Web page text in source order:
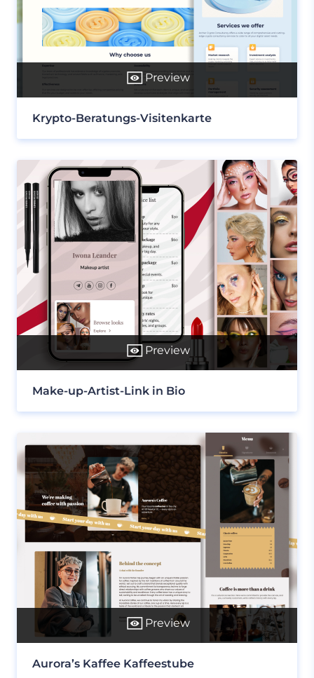
Preview
Krypto-Beratungs-Visitenkarte
Preview
Make-up-Artist-Link in Bio
Preview
Aurora’s Kaffee Kaffeestube